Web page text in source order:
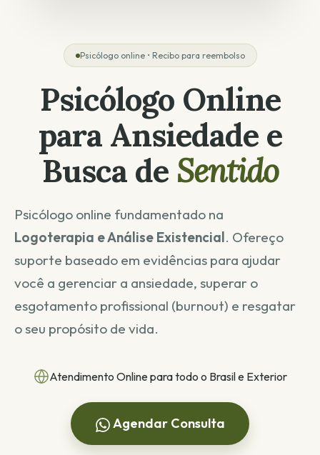
Psicólogo online • Recibo para reembolso
Psicólogo Online
para Ansiedade e
Busca de Sentido
Psicólogo online fundamentado na
Logoterapia e Análise Existencial. Ofereço
suporte baseado em evidências para ajudar
você a gerenciar a ansiedade, superar o
esgotamento profissional (burnout) e resgatar
o seu propósito de vida.
Atendimento Online para todo o Brasil e Exterior
Agendar Consulta